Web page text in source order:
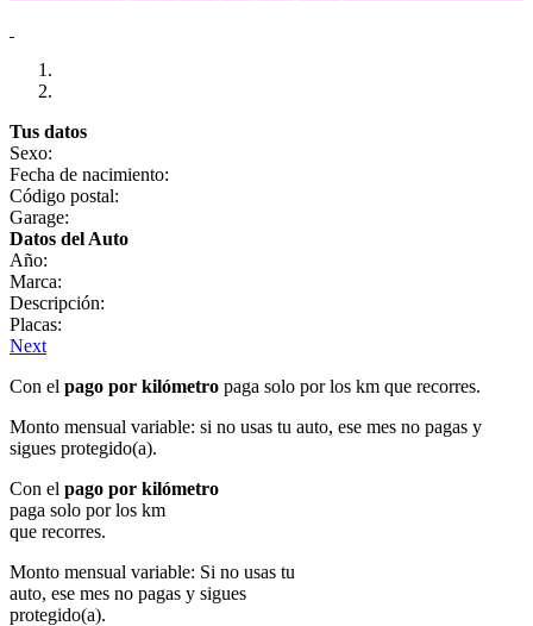
Tus datos
Sexo:
Fecha de nacimiento:
Código postal:
Garage:
Datos del Auto
Año:
Marca:
Descripción:
Placas:
Next
Con el pago por kilómetro paga solo por los km que recorres.
Monto mensual variable: si no usas tu auto, ese mes no pagas y
sigues protegido(a).
Con el pago por kilómetro
paga solo por los km
que recorres.
Monto mensual variable: Si no usas tu
auto, ese mes no pagas y sigues
protegido(a).